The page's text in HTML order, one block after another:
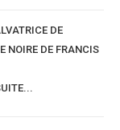
DE
NOIRE DE FRANCIS